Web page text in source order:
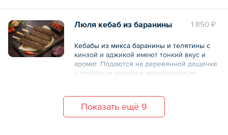
самых младших и самых старших.
— 6 шт. по 50 г
Общий вес – 300 г
1 850 ₽
Люля кебаб из баранины
Кебабы из микса баранины и телятины с
кинзой и аджикой имеют тонкий вкус и
аромат. Подаются на деревянной дощечке
с томатным соусом и маринованным
Общий вес – 530 г
Показать ещё 9